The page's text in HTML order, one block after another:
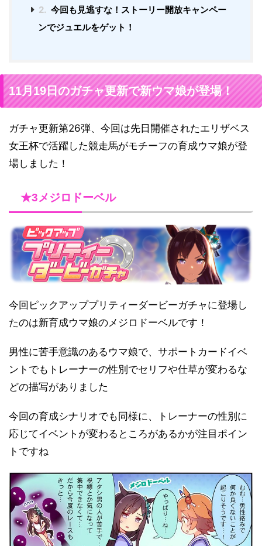
2. 今回も見逃すな！ストーリー開放キャンペー
ンでジュエルをゲット！
11月19日のガチャ更新で新ウマ娘が登場！
ガチャ更新第26弾、今回は先日開催されたエリザベス
女王杯で活躍した競走馬がモチーフの育成ウマ娘が登
場しました！
★3メジロドーベル
今回ピックアッププリティーダービーガチャに登場し
たのは新育成ウマ娘のメジロドーベルです！
男性に苦手意識のあるウマ娘で、サポートカードイベ
ントでもトレーナーの性別でセリフや仕草が変わるな
どの描写がありました
今回の育成シナリオでも同様に、トレーナーの性別に
応じてイベントが変わるところがあるかが注目ポイン
トですね